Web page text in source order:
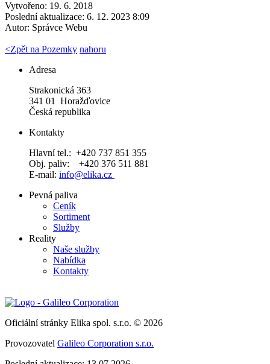
Vytvořeno: 19. 6. 2018
Poslední aktualizace: 6. 12. 2023 8:09
Autor: Správce Webu
<Zpět na Pozemky nahoru
Adresa
Strakonická 363
341 01 Horažďovice
Česká republika
Kontakty
Hlavní tel.: +420 737 851 355
Obj. paliv: +420 376 511 881
E-mail: info@elika.cz
Pevná paliva
Ceník
Sortiment
Služby
Reality
Naše služby
Nabídka
Kontakty
Oficiální stránky Elika spol. s.r.o. © 2026
Provozovatel Galileo Corporation s.r.o.